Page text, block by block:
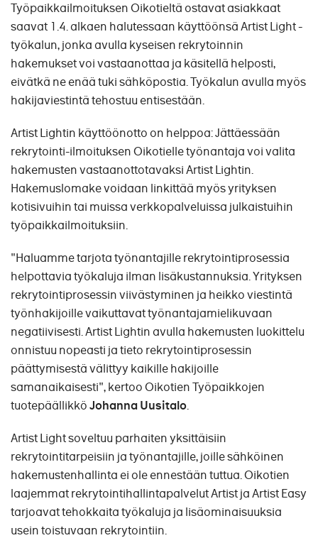
Työpaikkailmoituksen Oikotieltä ostavat asiakkaat
saavat 1.4. alkaen halutessaan käyttöönsä Artist Light -
työkalun, jonka avulla kyseisen rekrytoinnin
hakemukset voi vastaanottaa ja käsitellä helposti,
eivätkä ne enää tuki sähköpostia. Työkalun avulla myös
hakijaviestintä tehostuu entisestään.
Artist Lightin käyttöönotto on helppoa: Jättäessään
rekrytointi-ilmoituksen Oikotielle työnantaja voi valita
hakemusten vastaanottotavaksi Artist Lightin.
Hakemuslomake voidaan linkittää myös yrityksen
kotisivuihin tai muissa verkkopalveluissa julkaistuihin
työpaikkailmoituksiin.
"Haluamme tarjota työnantajille rekrytointiprosessia
helpottavia työkaluja ilman lisäkustannuksia. Yrityksen
rekrytointiprosessin viivästyminen ja heikko viestintä
työnhakijoille vaikuttavat työnantajamielikuvaan
negatiivisesti. Artist Lightin avulla hakemusten luokittelu
onnistuu nopeasti ja tieto rekrytointiprosessin
päättymisestä välittyy kaikille hakijoille
samanaikaisesti", kertoo Oikotien Työpaikkojen
tuotepäällikköJohanna Uusitalo.
Artist Light soveltuu parhaiten yksittäisiin
rekrytointitarpeisiin ja työnantajille, joille sähköinen
hakemustenhallinta ei ole ennestään tuttua. Oikotien
laajemmat rekrytointihallintapalvelut Artist ja Artist Easy
tarjoavat tehokkaita työkaluja ja lisäominaisuuksia
usein toistuvaan rekrytointiin.